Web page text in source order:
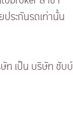
ระกันรถเท่านั้น
ท เป็น บริษัท ชับบ์